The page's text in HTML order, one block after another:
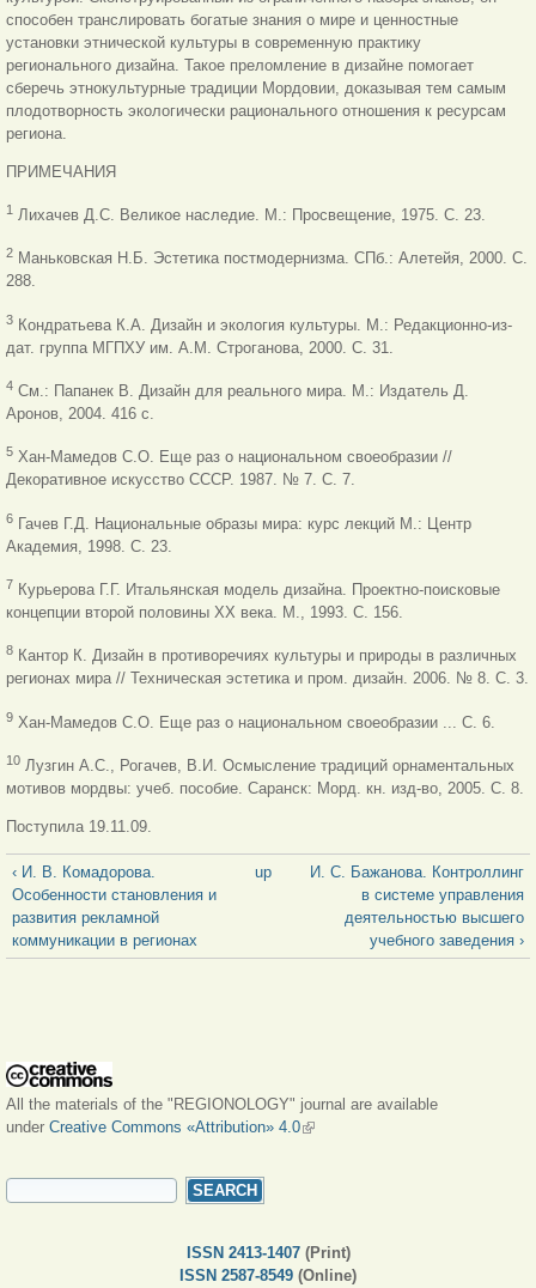
способен транслировать богатые знания о мире и ценностные
установки этнической культуры в современную практику
регионального дизайна. Такое преломление в дизайне помогает
сберечь этнокультурные традиции Мордовии, доказывая тем самым
плодотворность экологически рационального отношения к ресурсам
региона.
ПРИМЕЧАНИЯ
1 Лихачев Д.С. Великое наследие. М.: Просвещение, 1975. С. 23.
2 Маньковская Н.Б. Эстетика постмодернизма. СПб.: Алетейя, 2000. С.
288.
3 Кондратьева К.А. Дизайн и экология культуры. М.: Редакционно-из-
дат. группа МГПХУ им. А.М. Строганова, 2000. С. 31.
4 См.: Папанек В. Дизайн для реального мира. М.: Издатель Д.
Аронов, 2004. 416 с.
5 Хан-Мамедов С.О. Еще раз о национальном своеобразии //
Декоративное искусство СССР. 1987. № 7. С. 7.
6 Гачев Г.Д. Национальные образы мира: курс лекций М.: Центр
Академия, 1998. С. 23.
7 Курьерова Г.Г. Итальянская модель дизайна. Проектно-поисковые
концепции второй половины XX века. М., 1993. С. 156.
8 Кантор К. Дизайн в противоречиях культуры и природы в различных
регионах мира // Техническая эстетика и пром. дизайн. 2006. № 8. С. 3.
9 Хан-Мамедов С.О. Еще раз о национальном своеобразии ... С. 6.
10 Лузгин А.С., Рогачев, В.И. Осмысление традиций орнаментальных
мотивов мордвы: учеб. пособие. Саранск: Морд. кн. изд-во, 2005. С. 8.
Поступила 19.11.09.
‹ И. В. Комадорова.
Особенности становления и
развития рекламной
коммуникации в регионах
up
И. С. Бажанова. Контроллинг
в системе управления
деятельностью высшего
учебного заведения ›
All the materials of the "REGIONOLOGY" journal are available
under Creative Commons «Attribution» 4.0(link is external)
SEARCH FORM
ISSN 2413-1407(Print)
ISSN 2587-8549 (Online)